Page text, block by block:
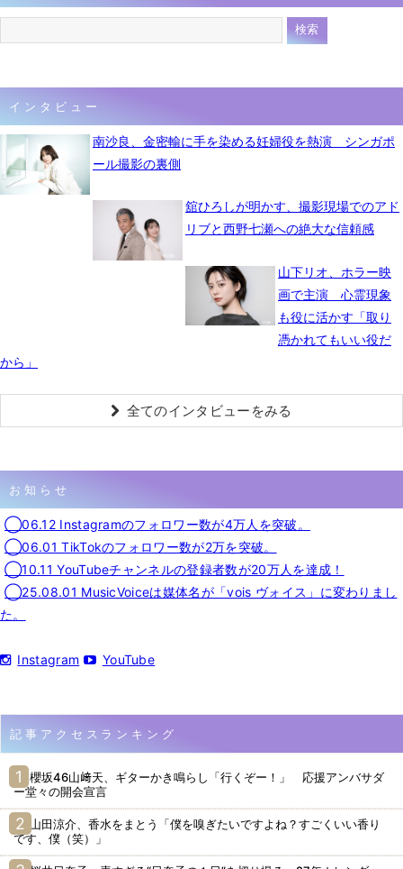
インタビュー
南沙良、金密輸に手を染める妊婦役を熱演 シンガポ
ール撮影の裏側
舘ひろしが明かす、撮影現場でのアド
リブと西野七瀬への絶大な信頼感
山下リオ、ホラー映
画で主演 心霊現象
も役に活かす「取り
憑かれてもいい役だ
から」
全てのインタビューをみる
お知らせ
◯06.12 Instagramのフォロワー数が4万人を突破。
◯06.01 TikTokのフォロワー数が2万を突破。
◯10.11 YouTubeチャンネルの登録者数が20万人を達成！
◯25.08.01 MusicVoiceは媒体名が「vois ヴォイス」に変わりまし
た。
Instagram YouTube
記事アクセスランキング
櫻坂46山﨑天、ギターかき鳴らし「行くぞー！」 応援アンバサダ
ー堂々の開会宣言
山田涼介、香水をまとう「僕を嗅ぎたいですよね？すごくいい香り
です、僕（笑）」